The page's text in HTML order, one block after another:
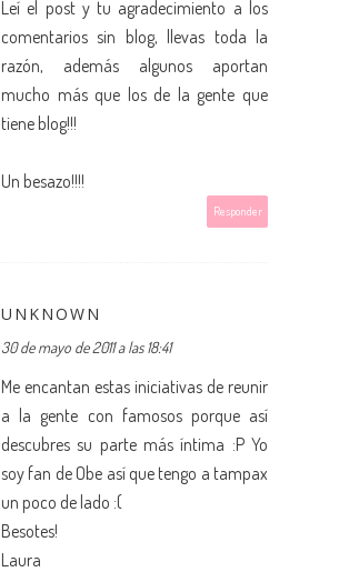
Leí el post y tu agradecimiento a los
comentarios sin blog, llevas toda la
razón, además algunos aportan
mucho más que los de la gente que
tiene blog!!!
Un besazo!!!!
Responder
UNKNOWN
30 de mayo de 2011 a las 18:41
Me encantan estas iniciativas de reunir
a la gente con famosos porque así
descubres su parte más íntima :P Yo
soy fan de Obe así que tengo a tampax
un poco de lado :(
Besotes!
Laura